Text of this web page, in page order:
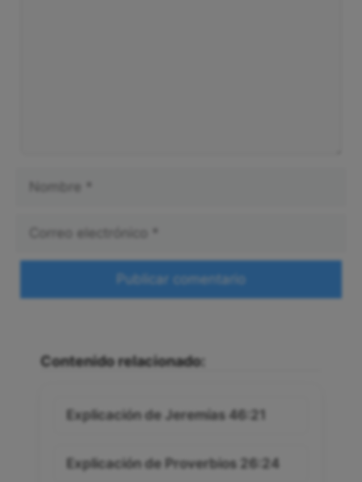
Contenido relacionado:
Explicación de Jeremías 46:21
Explicación de Proverbios 26:24